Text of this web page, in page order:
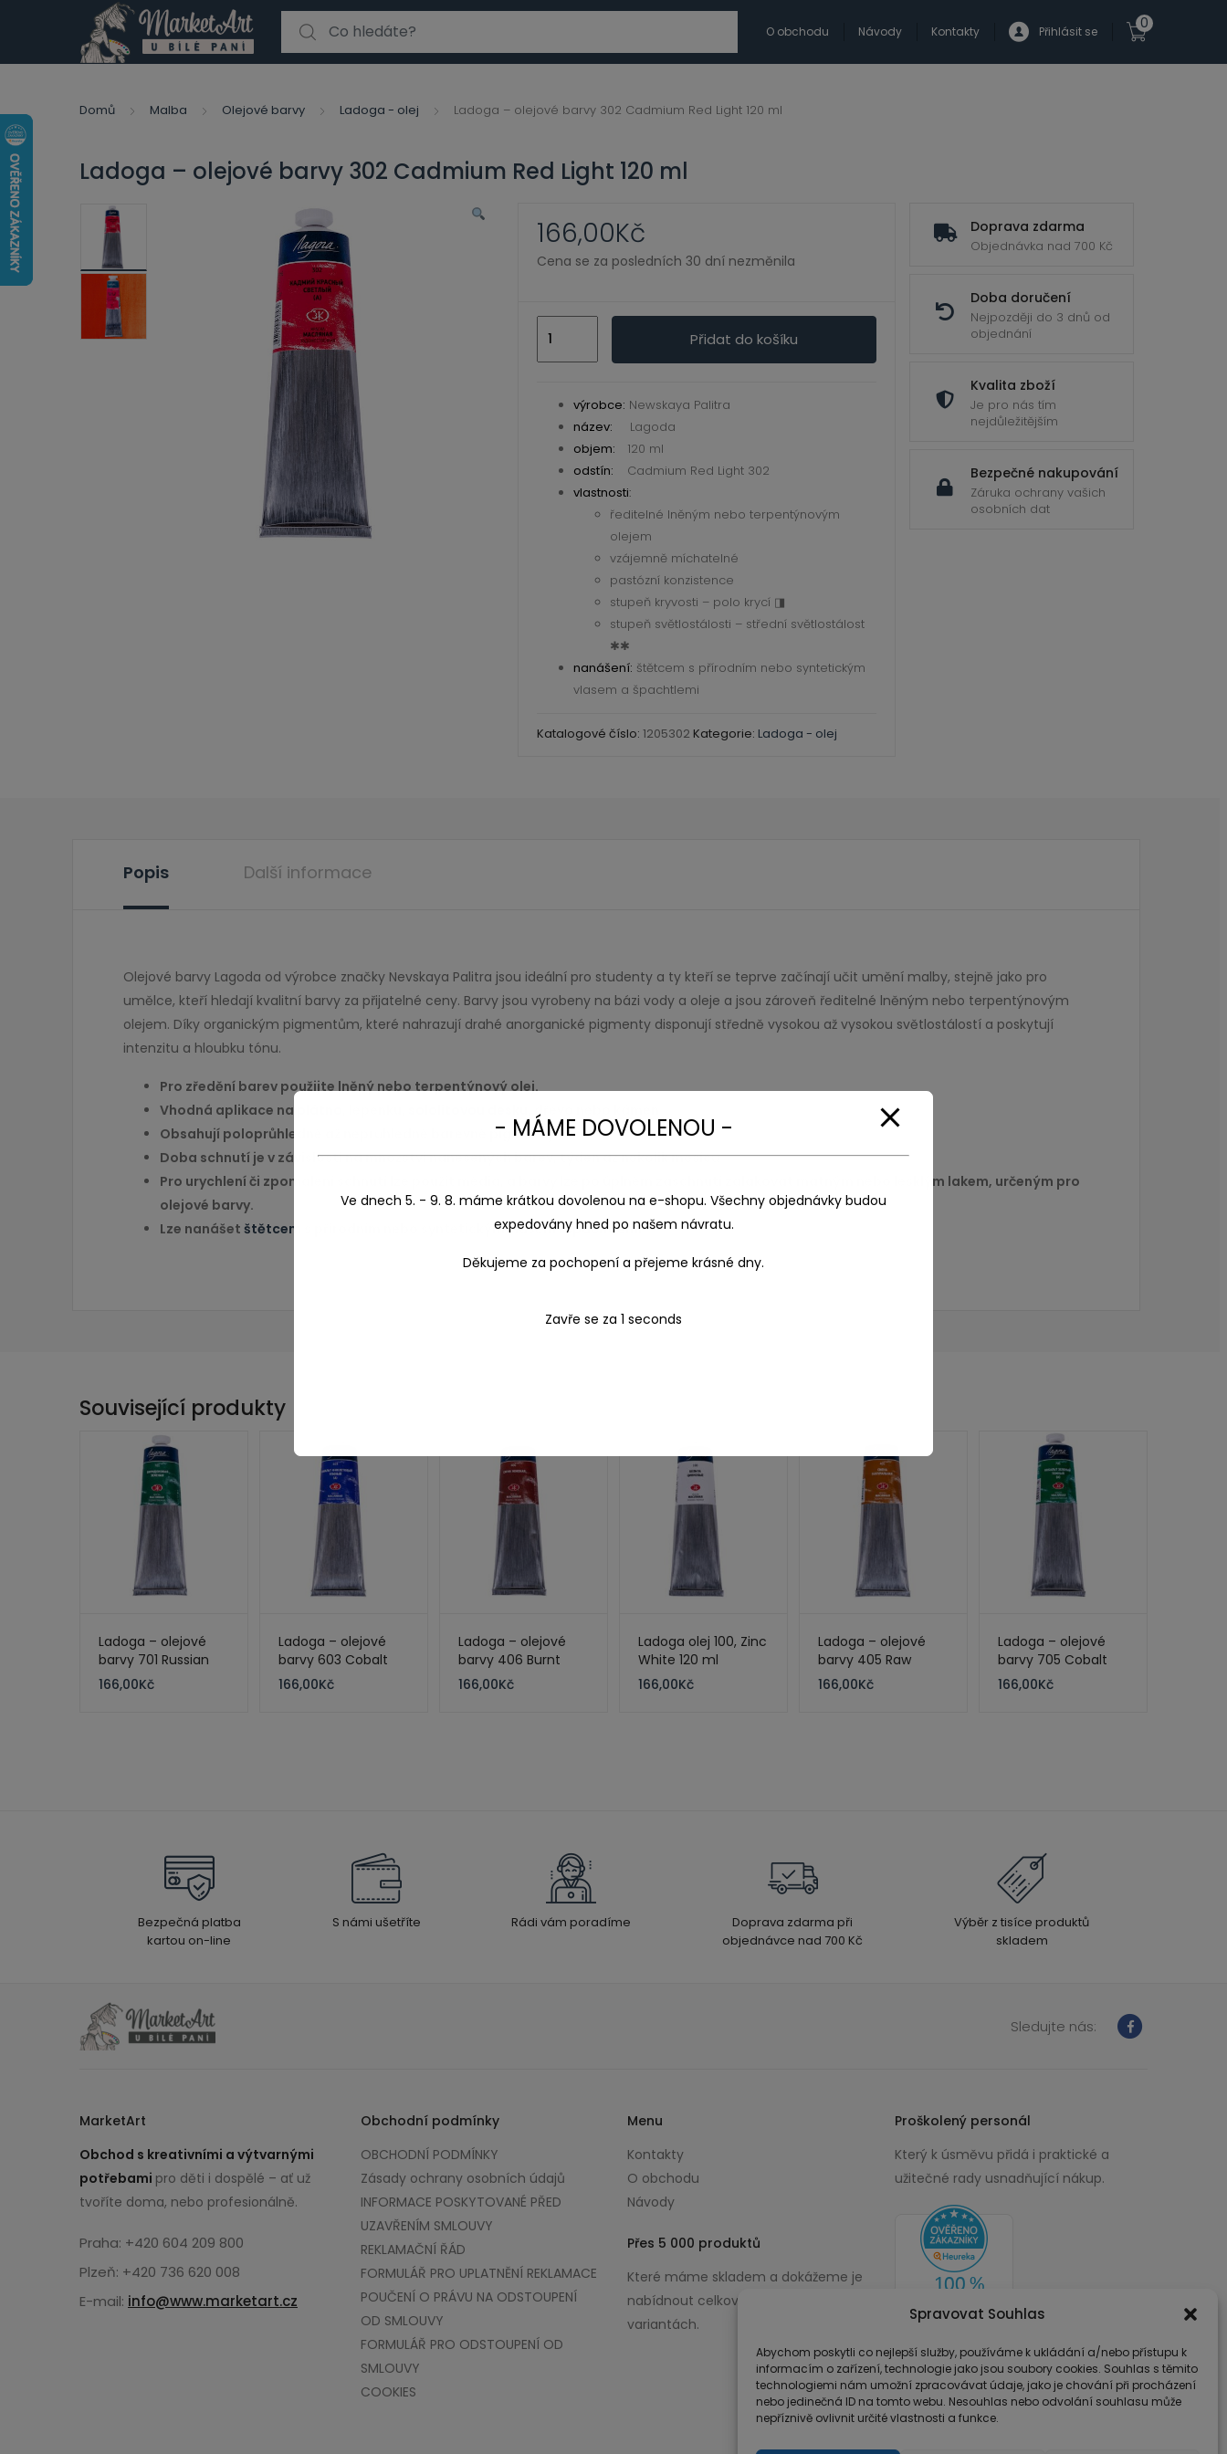
Spravovat Souhlas
Abychom poskytli co nejlepší služby, používáme k ukládání a/nebo přístupu k
informacím o zařízení, technologie jako jsou soubory cookies. Souhlas s těmito
technologiemi nám umožní zpracovávat údaje, jako je chování při procházení
nebo jedinečná ID na tomto webu. Nesouhlas nebo odvolání souhlasu může
nepříznivě ovlivnit určité vlastnosti a funkce.
Search for:
O obchodu Návody Kontakty Přihlásit se 0
Domů Malba Olejové barvy Ladoga - olej Ladoga – olejové barvy 302 Cadmium Red Light 120 ml
Ladoga – olejové barvy 302 Cadmium Red Light 120 ml
Doprava zdarma
Objednávka nad 700 Kč
Doba doručení
Nejpozději do 3 dnů od
objednání
Kvalita zboží
Je pro nás tím
nejdůležitějším
Bezpečné nakupování
Záruka ochrany vašich
osobních dat
166,00Kč
Cena se za posledních 30 dní nezměnila
barvy
Cadmium
Red
Light
Přidat do košíku
výrobce: Newskaya Palitra
název:
Lagoda
objem:
120 ml
odstín:
Cadmium Red Light 302
vlastnosti:
ředitelné lněným nebo terpentýnovým
olejem
vzájemně míchatelné
pastózní konzistence
stupeň kryvosti – polo krycí ◨
stupeň světlostálosti – střední světlostálost
✱✱
nanášení: štětcem s přírodním nebo syntetickým
vlasem a špachtlemi
Katalogové číslo: 1205302 Kategorie: Ladoga - olej
Popis Další informace
Olejové barvy Lagoda od výrobce značky Nevskaya Palitra jsou ideální pro studenty a ty kteří se teprve začínají učit umění malby, stejně jako pro
umělce, kteří hledají kvalitní barvy za přijatelné ceny. Barvy jsou vyrobeny na bázi vody a oleje a jsou zároveň ředitelné lněným nebo terpentýnovým
olejem. Díky organickým pigmentům, které nahrazují drahé anorganické pigmenty disponují středně vysokou až vysokou světlostálostí a poskytují
intenzitu a hloubku tónu.
Pro zředění barev použijte lněný nebo terpentýnový olej.
Vhodná aplikace na
, dřevo nebo kámen
Obsahují poloprůhledné až neprůhledné barevné pigmenty
Doba schnutí je v závislosti na množství nanesených barev, týden až několik měsíců.
Pro urychlení či zpomalení schnutí lze použít média, a barvy lze po úplném zaschnutí zalakovat matným nebo lesklým lakem, určeným pro
olejové barvy.
Lze nanášet štětcem s přírodním nebo syntetickým vlasem išpachtlemi.
Související produkty
Ladoga – olejové
barvy 701 Russian
Green 120 ml
166,00Kč
Ladoga – olejové
barvy 603 Cobalt
Violet Deep 120 ml
166,00Kč
Ladoga – olejové
barvy 406 Burnt
Sienna 120 ml
166,00Kč
Ladoga olej 100, Zinc
White 120 ml
166,00Kč
Ladoga – olejové
barvy 405 Raw
Sienna 120 ml
166,00Kč
Ladoga – olejové
barvy 705 Cobalt
Green Deep 120 ml
166,00Kč
Bezpečná platba
kartou on-line
S námi ušetříte Rádi vám poradíme
Doprava zdarma při
objednávce nad 700 Kč
Výběr z tisíce produktů
skladem
Sledujte nás:
MarketArt
Obchod s kreativními a výtvarnými
potřebami pro děti i dospělé – ať už
tvoříte doma, nebo profesionálně.
Praha: +420 604 209 800
Plzeň: +420 736 620 008
E-mail: info@www.marketart.cz
Obchodní podmínky
OBCHODNÍ PODMÍNKY
Zásady ochrany osobních údajů
INFORMACE POSKYTOVANÉ PŘED
UZAVŘENÍM SMLOUVY
REKLAMAČNÍ ŘÁD
FORMULÁŘ PRO UPLATNĚNÍ REKLAMACE
POUČENÍ O PRÁVU NA ODSTOUPENÍ
OD SMLOUVY
FORMULÁŘ PRO ODSTOUPENÍ OD
SMLOUVY
COOKIES
Menu
Kontakty
O obchodu
Návody
Přes 5 000 produktů
Které máme skladem a dokážeme je
nabídnout celkově až v 100 000
variantách.
Proškolený personál
Který k úsměvu přidá i praktické a
užitečné rady usnadňující nákup.
modal-check
- MÁME DOVOLENOU -
Ve dnech 5. - 9. 8. máme krátkou dovolenou na e-shopu. Všechny objednávky budou
expedovány hned po našem návratu.
Děkujeme za pochopení a přejeme krásné dny.
Zavře se za 1 seconds